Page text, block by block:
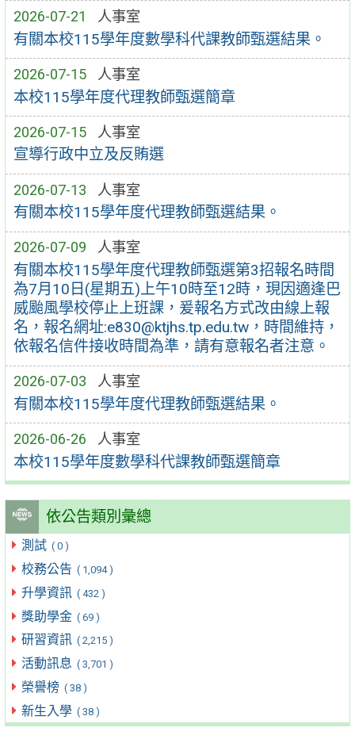
2026-07-21 人事室
有關本校115學年度數學科代課教師甄選結果。
2026-07-15 人事室
本校115學年度代理教師甄選簡章
2026-07-15 人事室
宣導行政中立及反賄選
2026-07-13 人事室
有關本校115學年度代理教師甄選結果。
2026-07-09 人事室
有關本校115學年度代理教師甄選第3招報名時間
為7月10日(星期五)上午10時至12時，現因適逢巴
威颱風學校停止上班課，爰報名方式改由線上報
名，報名網址:e830@ktjhs.tp.edu.tw，時間維持，
依報名信件接收時間為準，請有意報名者注意。
2026-07-03 人事室
有關本校115學年度代理教師甄選結果。
2026-06-26 人事室
本校115學年度數學科代課教師甄選簡章
依公告類別彙總
測試 ( 0 )
校務公告 ( 1,094 )
升學資訊 ( 432 )
獎助學金 ( 69 )
研習資訊 ( 2,215 )
活動訊息 ( 3,701 )
榮譽榜 ( 38 )
新生入學 ( 38 )